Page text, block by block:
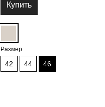
Купить
Размер
42 44 46